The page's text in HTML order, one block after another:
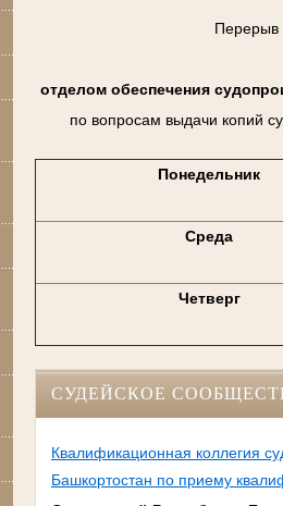
Перерыв
отделом обеспечения
по вопросам выдачи копий
Понедельник
Среда
Четверг
СУДЕЙСКОЕ
Квалификационная коллегия
Башкортостан по приему